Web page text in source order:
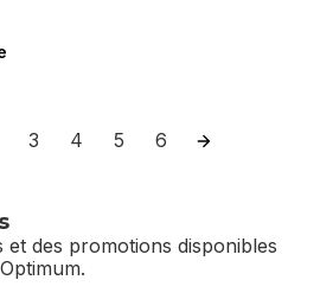
3 4 5 6
des promotions disponibles